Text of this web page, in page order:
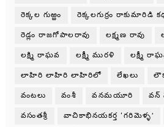
రెక్కల గుఱ్ఱం రెక్కలగుర్రం రాకుమారిడి
రెడ్లం రాజగోపాలరావు లక్ష్మణ రావు
లక్ష్మి రాఘవ లక్ష్మీ మురళి లక్ష్మీ
లాహిరి లాహిరి లాహిరిలో లేఖలు
వంటలు వంశీ వనమయూరి వన్
వసంతశ్రీ వాచికాభినయకర్త ‘గరిమెళ్ళ’